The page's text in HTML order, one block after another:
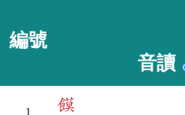
編號
音讀
饃